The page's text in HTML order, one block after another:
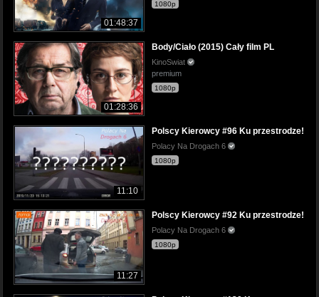
01:48:37
1080p
01:28:36
Body/Ciało (2015) Cały film PL
KinoSwiat
premium
1080p
11:10
Polscy Kierowcy #96 Ku przestrodze!
Polacy Na Drogach 6
1080p
11:27
Polscy Kierowcy #92 Ku przestrodze!
Polacy Na Drogach 6
1080p